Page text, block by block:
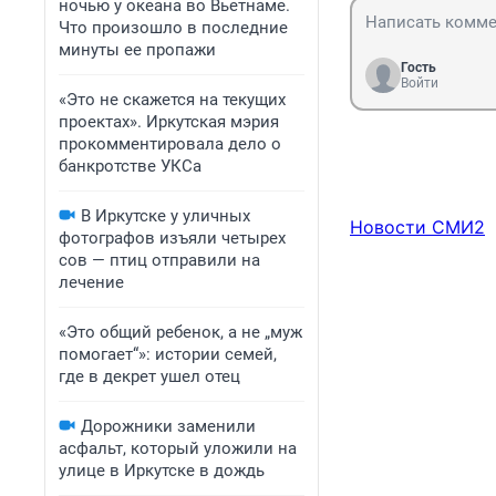
ночью у океана во Вьетнаме.
Что произошло в последние
минуты ее пропажи
«Это не скажется на текущих
проектах». Иркутская мэрия
прокомментировала дело о
банкротстве УКСа
В Иркутске у уличных
фотографов изъяли четырех
сов — птиц отправили на
лечение
«Это общий ребенок, а не „муж
помогает“»: истории семей,
где в декрет ушел отец
Дорожники заменили
асфальт, который уложили на
улице в Иркутске в дождь
Гость
Войти
Новости СМИ2